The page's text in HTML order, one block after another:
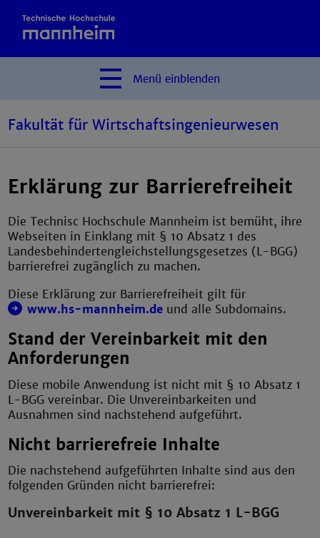
Menü einblenden
Fakultät für Wirtschaftsingenieurwesen
Erklärung zur Barrierefreiheit
Die Technisc Hochschule Mannheim ist bemüht, ihre
Webseiten in Einklang mit § 10 Absatz 1 des
Landesbehindertengleichstellungsgesetzes (L-BGG)
barrierefrei zugänglich zu machen.
Diese Erklärung zur Barrierefreiheit gilt für
www.hs-mannheim.de und alle Subdomains.
Stand der Vereinbarkeit mit den
Anforderungen
Diese mobile Anwendung ist nicht mit § 10 Absatz 1
L-BGG vereinbar. Die Unvereinbarkeiten und
Ausnahmen sind nachstehend aufgeführt.
Nicht barrierefreie Inhalte
Die nachstehend aufgeführten Inhalte sind aus den
folgenden Gründen nicht barrierefrei:
Unvereinbarkeit mit § 10 Absatz 1 L-BGG